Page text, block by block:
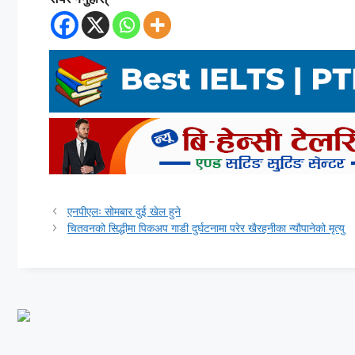
एनपीएलः सोमबार दुई खेल हुने
चितवनको सिद्धीमा पिकअप गाडी दुर्घटनामा परेर खैरहनीका न्यौपानेको मृत्यु